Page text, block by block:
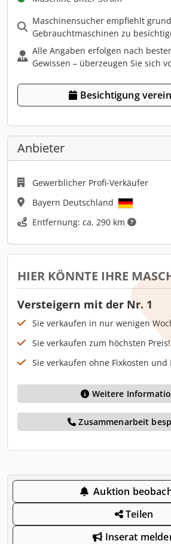
Maschinensucher empfiehlt
Gebrauchtmaschinen zu
Alle Angaben erfolgen nach
Gewissen – überzeugen Sie sich
Besichtigung
Anbieter
Gewerblicher Profi-Verkäufer
Bayern Deutschland
Entfernung: ca. 290 km
HIER KÖNNTE IHRE
Versteigern mit der Nr. 1
Sie verkaufen in nur wenigen
Sie verkaufen zum höchsten Preis!
Sie verkaufen ohne Fixkosten und
Weitere
Zusammenarbeit
Auktion
Teilen
Inserat